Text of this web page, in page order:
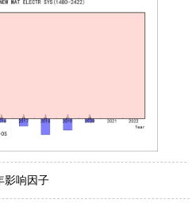
影响因子